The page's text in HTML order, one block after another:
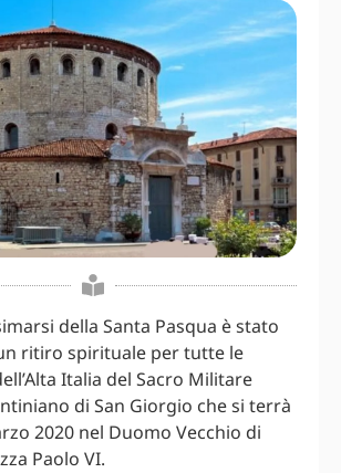
della Santa Pasqua è stato
ritiro spirituale per tutte le
Italia del Sacro Militare
di San Giorgio che si terrà
2020 nel Duomo Vecchio di
Paolo VI.